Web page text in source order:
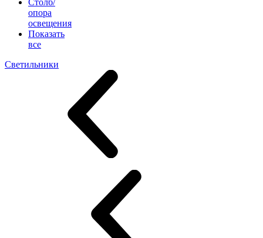
Столб/
опора
освещения
Показать
все
Светильники